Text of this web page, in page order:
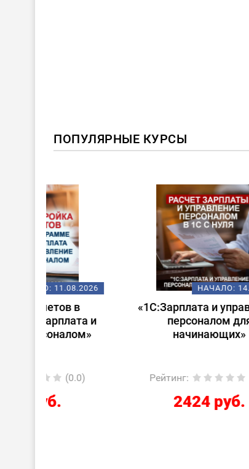
ПОПУЛЯРНЫЕ КУРСЫ
НАЧАЛО:14.08.2026
«1С:Зарплата и управление
персоналом для
начинающих»
Рейтинг (0.0)
2424 руб.